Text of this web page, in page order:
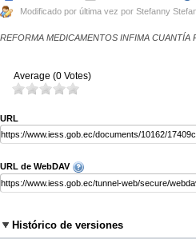
Modificado por última vez por Stefanny
REFORMA MEDICAMENTOS INFIMA CUANTÍA
Average (0 Votes)
URL
URL de WebDAV
Histórico de versiones